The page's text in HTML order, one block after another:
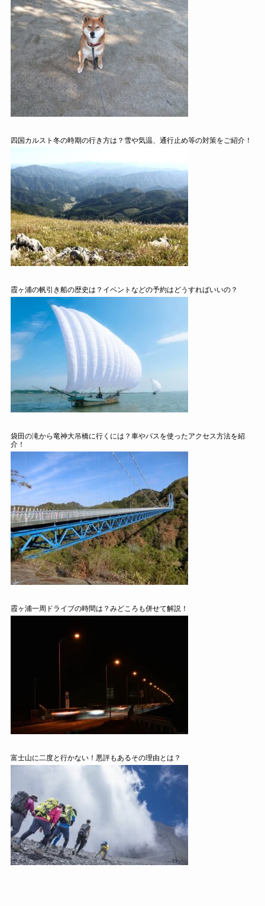
四国カルスト冬の時期の行き方は？雪や気温、通行止め等の対策をご紹介！
霞ヶ浦の帆引き船の歴史は？イベントなどの予約はどうすればいいの？
袋田の滝から竜神大吊橋に行くには？車やバスを使ったアクセス方法を紹
介！
霞ヶ浦一周ドライブの時間は？みどころも併せて解説！
富士山に二度と行かない！悪評もあるその理由とは？